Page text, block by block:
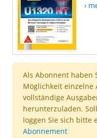
›
Als Abonnent haben
Möglichkeit einzelne
vollständige
herunterzuladen.
loggen Sie sich bitte
Abonnement